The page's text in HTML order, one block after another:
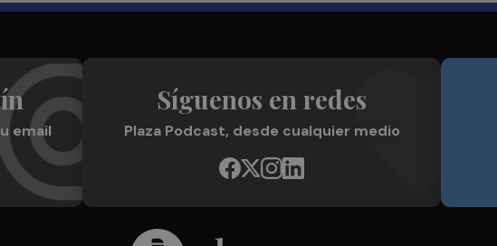
email
Síguenos en redes
Plaza Podcast, desde cualquier medio